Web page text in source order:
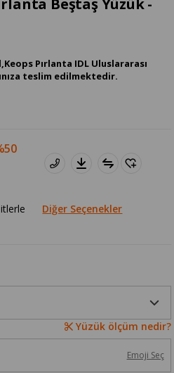
Beştaş Yüzük -
Pırlanta IDL Uluslararası
teslim edilmektedir.
50
Diğer Seçenekler
Yüzük ölçüm nedir?
Emoji Seç